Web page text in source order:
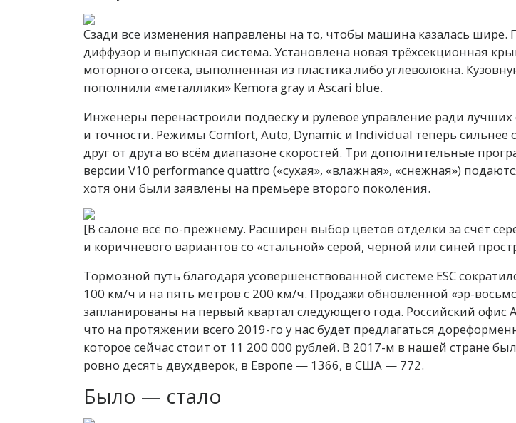
Сзади все изменения направлены на то, чтобы машина казалась шире.
диффузор и выпускная система. Установлена новая трёхсекционная
моторного отсека, выполненная из пластика либо углеволокна.
пополнили «металлики» Kemora gray и Ascari blue.
Инженеры перенастроили подвеску и рулевое управление ради лучших
и точности. Режимы Comfort, Auto, Dynamic и Individual теперь сильнее
друг от друга во всём диапазоне скоростей. Три дополнительные
версии V10 performance quattro («сухая», «влажная», «снежная»)
хотя они были заявлены на премьере второго поколения.
[В салоне всё по-прежнему. Расширен выбор цветов отделки за счёт
и коричневого вариантов со «стальной» серой, чёрной или синей
Тормозной путь благодаря усовершенствованной системе ESC
100 км/ч и на пять метров с 200 км/ч. Продажи обновлённой «эр-
запланированы на первый квартал следующего года. Российский офис
что на протяжении всего 2019-го у нас будет предлагаться
которое сейчас стоит от 11 200 000 рублей. В 2017-м в нашей стране
ровно десять двухдверок, в Европе — 1366, в США — 772.
Было — стало